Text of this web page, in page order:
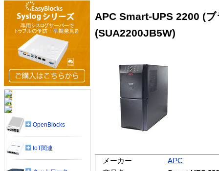
APC Smart-UPS 2200 (
(SUA2200JB5W)
メーカー
APC
OpenBlocks
IoT関連